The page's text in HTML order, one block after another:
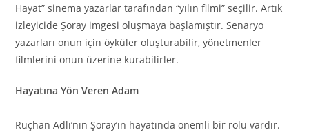
Hayat” sinema yazarlar tarafından “yılın filmi” seçilir. Artık
izleyicide Şoray imgesi oluşmaya başlamıştır. Senaryo
yazarları onun için öyküler oluşturabilir, yönetmenler
filmlerini onun üzerine kurabilirler.
Hayatına Yön Veren Adam
Rüçhan Adlı’nın Şoray’ın hayatında önemli bir rolü vardır.